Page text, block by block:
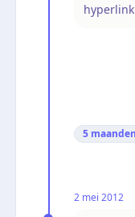
5
2 mei 2012